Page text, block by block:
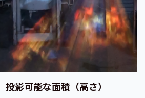
影可能な面積（高さ）